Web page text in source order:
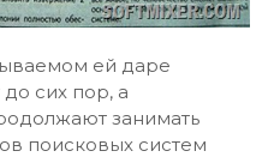
ей даре
сих пор, а
занимать
поисковых систем